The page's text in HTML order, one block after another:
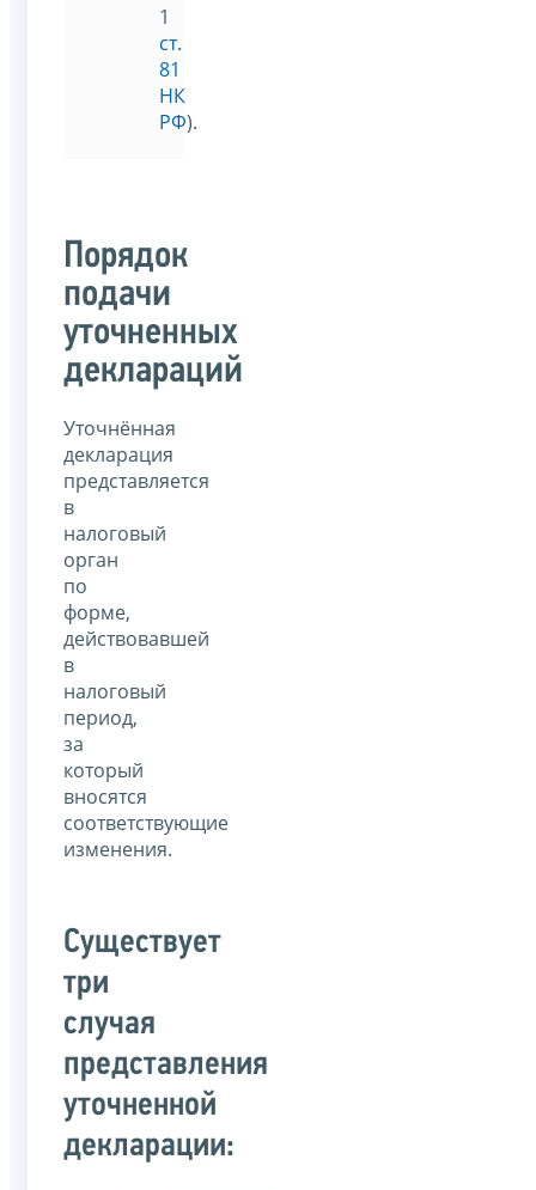
1
ст.
81
НК
РФ).
Порядок
подачи
уточненных
деклараций
Уточнённая
декларация
представляется
в
налоговый
орган
по
форме,
действовавшей
в
налоговый
период,
за
который
вносятся
соответствующие
изменения.
Существует
три
случая
представления
уточненной
декларации: